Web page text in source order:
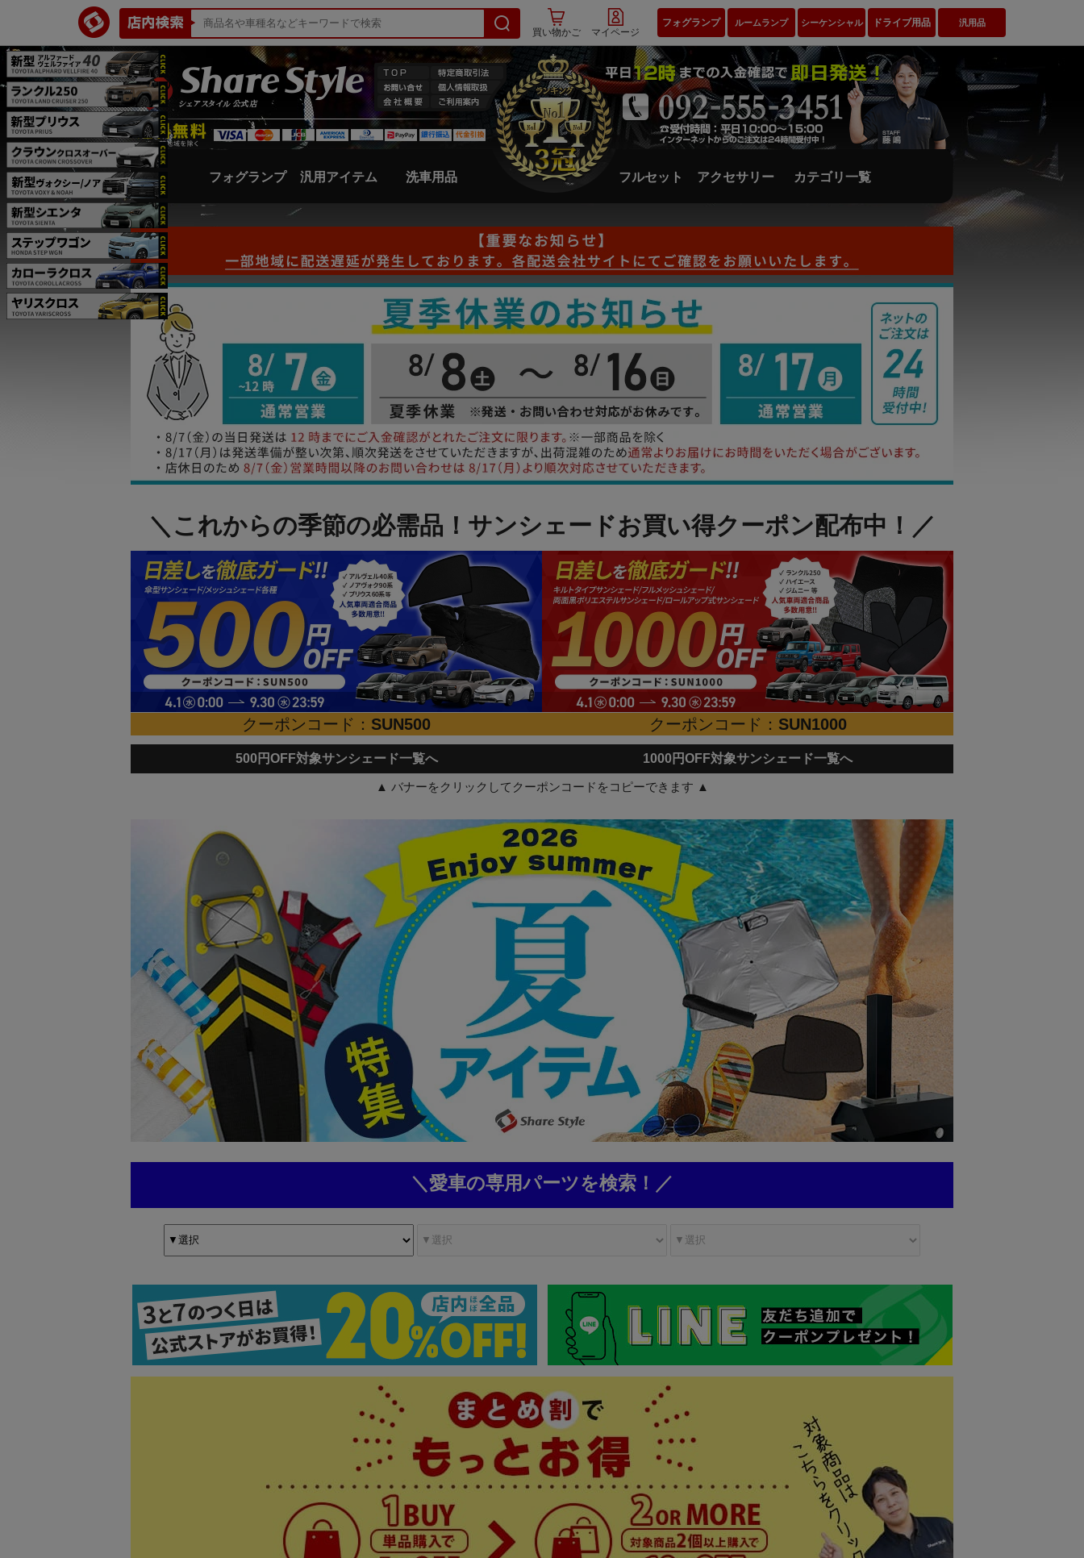
買い物かご マイページ
フォグランプ ルームランプ シーケンシャル ドライブ用品 汎用品